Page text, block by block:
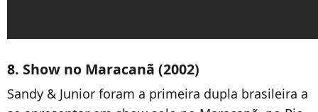
8. Show no Maracanã (2002)
Sandy & Junior foram a primeira dupla brasileira a